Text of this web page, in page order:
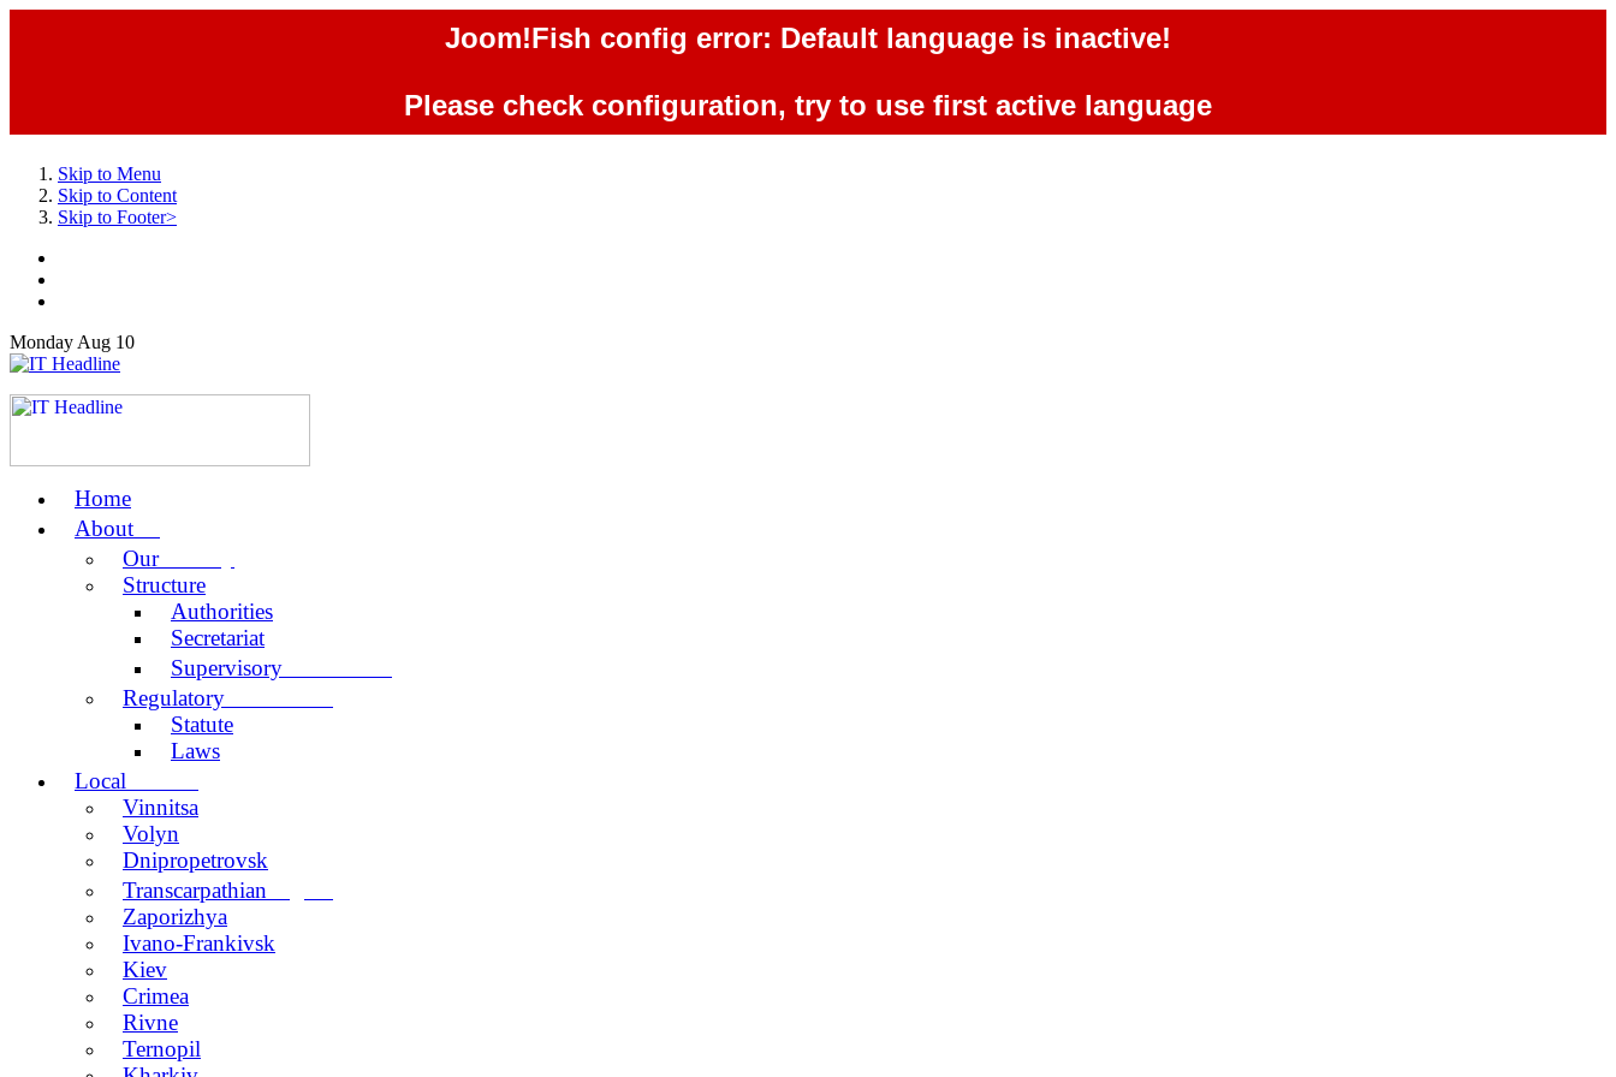
Joom!Fish config error: Default language is inactive!
Please check configuration, try to use first active language
Skip to Menu
Skip to Content
Skip to Footer>
Monday Aug 10
Home
About
Ouractivity
Structure
Authorities
Secretariat
Supervisory
Regulatory
Statute
Laws
Local
Vinnitsa
Volyn
Dnipropetrovsk
Transcarpathian
Zaporizhya
Ivano-Frankivsk
Kiev
Crimea
Rivne
Ternopil